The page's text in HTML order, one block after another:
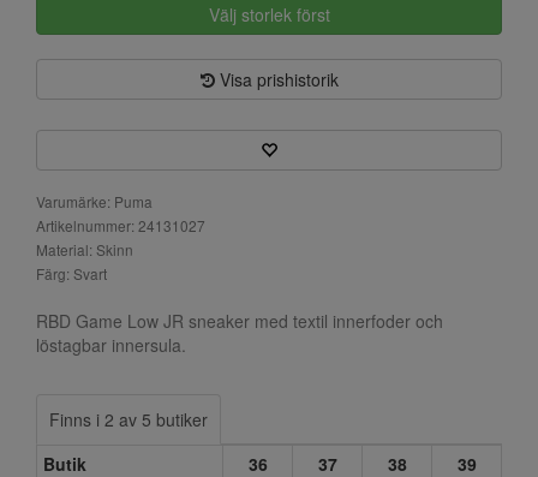
Välj storlek först
Visa prishistorik
Varumärke: Puma
Artikelnummer: 24131027
Material: Skinn
Färg: Svart
RBD Game Low JR sneaker med textil innerfoder och
löstagbar innersula.
Finns i 2 av 5 butiker
Butik
36 37 38
39